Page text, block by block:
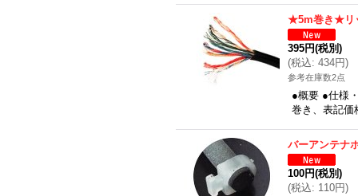
★5m巻き★リ
395円(税別)
(税込: 434円)
参考在庫数2点
●概要 ●仕様
巻き、表記価
バーアンテナ
100円(税別)
(税込: 110円)